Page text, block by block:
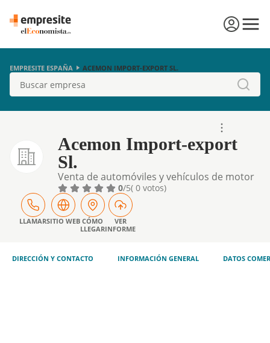
EMPRESITE ESPAÑA ACEMON IMPORT-EXPORT SL.
Buscar
Acemon Import-export
Sl.
Venta de automóviles y vehículos de motor
ligeros. importación y exportación de
neumáticos de vehículos. importación y
exportación de materiales para la
construcción. comercio al por mayor de
aparatos de iluminación. instalación y
0/5( 0 votos)
LLAMARSITIO WEB CÓMO
LLEGAR
VER
INFORME
DIRECCIÓN Y CONTACTO INFORMACIÓN GENERAL DATOS